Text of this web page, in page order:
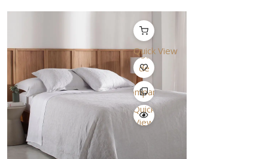
Quick View
Lista
de
Desejo
Comparar
Quick
View